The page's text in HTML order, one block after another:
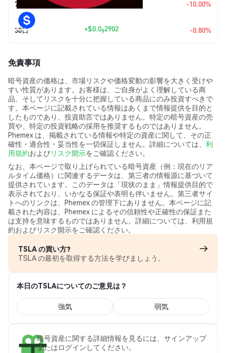
7日 83999 -10.00%
30日 +$0.092902 -0.80%
免責事項
暗号資産の価格は、市場リスクや価格変動の影響を大きく受けや
すい性質があります。お客様は、ご自身がよく理解している商
品、そしてリスクを十分に把握している商品にのみ投資すべきで
す。本ページに記載されている情報はあくまで情報提供を目的と
したものであり、投資助言ではありません。特定の暗号資産の売
買や、特定の投資戦略の採用を推奨するものではありません。
Phemex は、掲載されている情報や特定の資産に関して、その正
確性・適合性・妥当性を一切保証しません。詳細については、 利
用規約およびリスク開示をご確認ください。
なお、本ページで取り上げられている暗号資産（例：現在のリア
ルタイム価格）に関連するデータは、第三者の情報源に基づいて
提供されています。このデータは「現状のまま」情報提供目的で
表示されており、いかなる保証や表明も伴いません。第三者サイ
トへのリンクは、Phemex の管理下にありません。本ページに記
載された内容は、Phemex によるその信頼性や正確性の保証また
は支持を意味するものではありません。詳細については、利用規
約およびリスク開示をご確認ください。
TSLA の買い方?
TSLA の最初を取得する方法を学びましょう。
本日のTSLAについてのご意見は？
強気 弱気
暗号資産に関する詳細情報を見るには、サインアップ
またはログインしてください。